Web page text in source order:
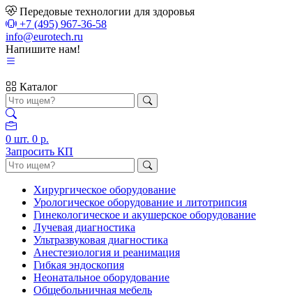
Передовые технологии для здоровья
+7 (495) 967-36-58
info@eurotech.ru
Напишите нам!
Каталог
0 шт. 0 р.
Запросить КП
Хирургическое оборудование
Урологическое оборудование и литотрипсия
Гинекологическое и акушерское оборудование
Лучевая диагностика
Ультразвуковая диагностика
Анестезиология и реанимация
Гибкая эндоскопия
Неонатальное оборудование
Общебольничная мебель